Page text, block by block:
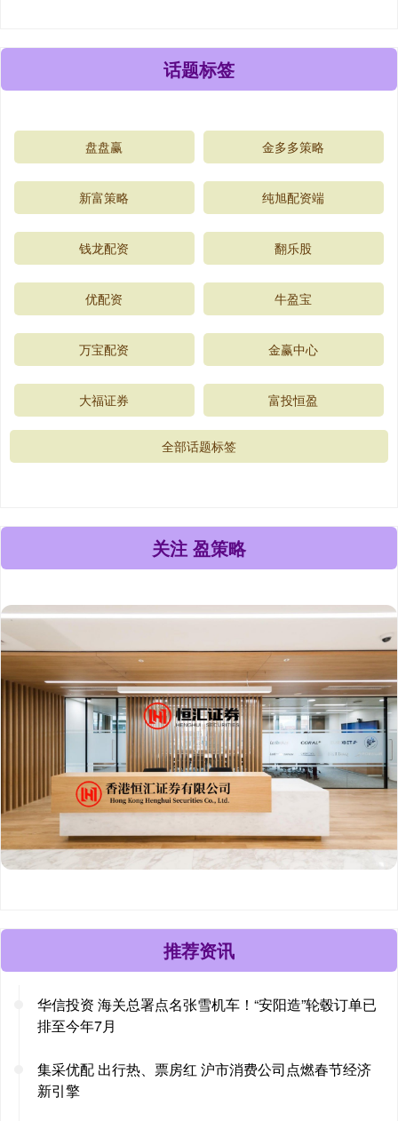
话题标签
盘盘赢 金多多策略
新富策略 纯旭配资端
钱龙配资 翻乐股
优配资 牛盈宝
万宝配资 金赢中心
大福证券 富投恒盈
全部话题标签
关注 盈策略
推荐资讯
华信投资 海关总署点名张雪机车！“安阳造”轮毂订单已
排至今年7月
集采优配 出行热、票房红 沪市消费公司点燃春节经济
新引擎